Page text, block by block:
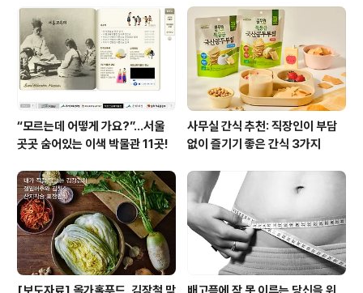
“모르는데 어떻게 가요?”...서울
곳곳 숨어있는 이색 박물관 11곳!
사무실 간식 추천: 직장인이 부담
없이 즐기기 좋은 간식 3가지